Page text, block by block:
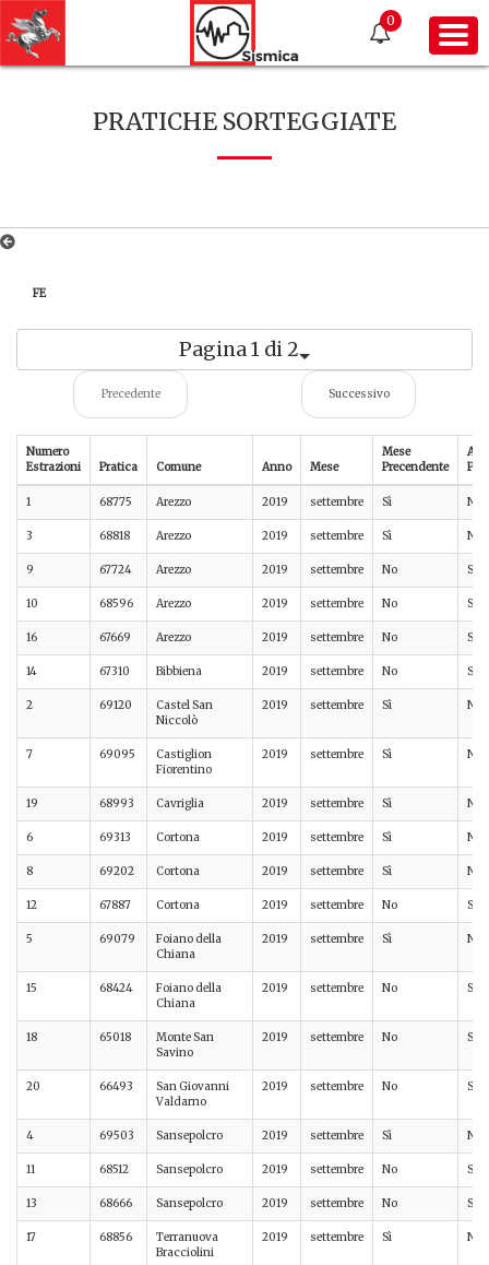
0
PRATICHE SORTEGGIATE
FE
Pagina 1 di 2
Precedente Successivo
Numero
Estrazioni
Pratica Comune Anno Mese
Mese
Precendente
1 68775 Arezzo 2019 settembre Sì No
3 68818 Arezzo 2019 settembre Sì No
9 67724 Arezzo 2019 settembre No Sì
10 68596 Arezzo 2019 settembre No Sì
16 67669 Arezzo 2019 settembre No Sì
14 67310 Bibbiena 2019 settembre No Sì
2 69120
Castel San
Niccolò
2019 settembre Sì No
7 69095
Castiglion
Fiorentino
2019 settembre Sì No
19 68993 Cavriglia 2019 settembre Sì No
6 69313 Cortona 2019 settembre Sì No
8 69202 Cortona 2019 settembre Sì No
12 67887 Cortona 2019 settembre No Sì
5 69079
Foiano della
Chiana
2019 settembre Sì No
15 68424
Foiano della
Chiana
2019 settembre No Sì
18 65018
Monte San
Savino
2019 settembre No Sì
20 66493
San Giovanni
Valdarno
2019 settembre No Sì
4 69503 Sansepolcro 2019 settembre Sì No
11 68512 Sansepolcro 2019 settembre No Sì
13 68666 Sansepolcro 2019 settembre No Sì
17 68856
Terranuova
Bracciolini
2019 settembre Sì No